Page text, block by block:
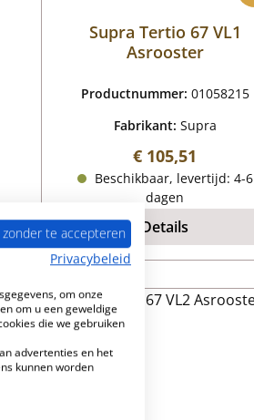
Supra Tertio 67 VL1
Asrooster
Productnummer: 01058215
Fabrikant: Supra
Normale prijs:
€ 105,51
Beschikbaar, levertijd: 4-6
dagen
Details
zonder te accepteren
Privacybeleid
om onze
om u een geweldige
die we gebruiken
advertenties en het
kunnen worden